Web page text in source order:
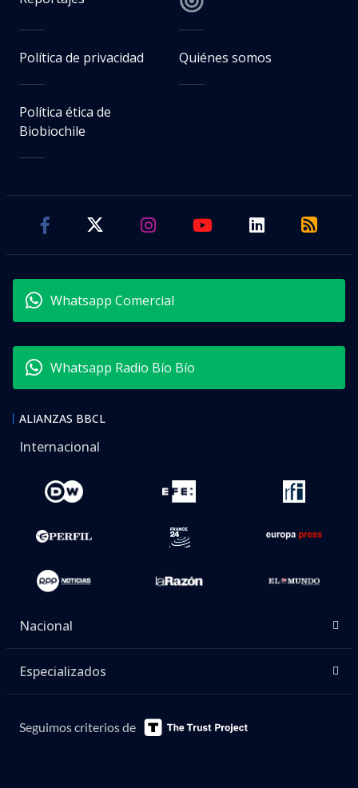
Política de privacidad Quiénes somos
Política ética de
Biobiochile
Whatsapp Comercial
Whatsapp Radio Bío Bío
ALIANZAS BBCL
Internacional
Nacional
Especializados
Seguimos criterios de